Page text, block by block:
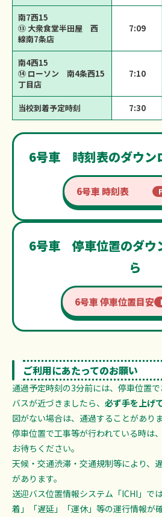
南7西15
⑬ 大衆食堂半田屋 西
線南7条店
7:09
南4西15
⑭ ローソン 南4条西15
丁目店
7:10
当校到着予定時刻 7:30
6号車 時刻表のダウン
6号車 時刻表
6号車 停車位置のダウ
ら
6号車 停車位置目安
ご利用にあたってのお願い
通過予定時刻の3分前には、停車位置で
バスが近づきましたら、 必ず手を上げ
図がない場合は、通過することがありま
停車位置で工事等が行われている時は
お待ちください。
天候・交通渋滞・交通規制等により、
があります。
送迎バス位置情報システム「ICHI」で
着」「遅延」「運休」等の運行情報が